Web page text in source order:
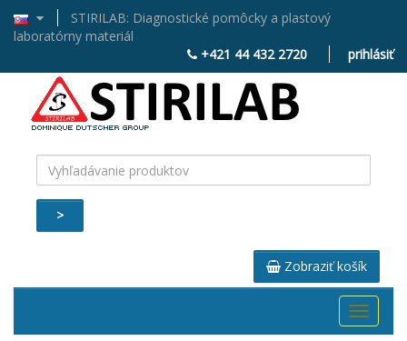
STIRILAB: Diagnostické pomôcky a plastový
laboratórny materiál
+421 44 432 2720
prihlásiť
>
Zobraziť košík
Toggle